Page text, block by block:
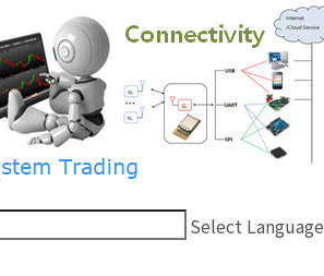
Select Language